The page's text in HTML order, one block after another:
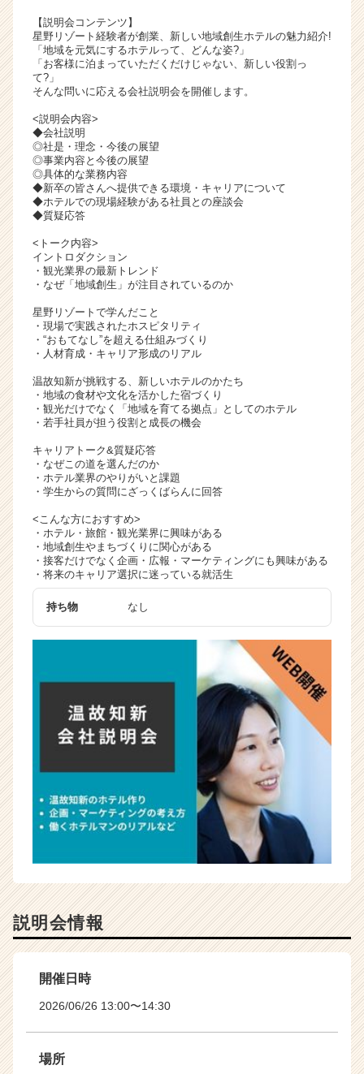
ア
（C
h
e
e
a
r
e
e
【説明会コンテンツ】
星野リゾート経験者が創業、新しい地域創生ホテルの魅力紹介!
「地域を元気にするホテルって、どんな姿?」
「お客様に泊まっていただくだけじゃない、新しい役割っ
て?」
そんな問いに応える会社説明会を開催します。
<説明会内容>
◆会社説明
◎社是・理念・今後の展望
◎事業内容と今後の展望
◎具体的な業務内容
◆新卒の皆さんへ提供できる環境・キャリアについて
◆ホテルでの現場経験がある社員との座談会
◆質疑応答
<トーク内容>
イントロダクション
・観光業界の最新トレンド
・なぜ「地域創生」が注目されているのか
星野リゾートで学んだこと
・現場で実践されたホスピタリティ
・“おもてなし”を超える仕組みづくり
・人材育成・キャリア形成のリアル
温故知新が挑戦する、新しいホテルのかたち
・地域の食材や文化を活かした宿づくり
・観光だけでなく「地域を育てる拠点」としてのホテル
・若手社員が担う役割と成長の機会
キャリアトーク&質疑応答
・なぜこの道を選んだのか
・ホテル業界のやりがいと課題
・学生からの質問にざっくばらんに回答
<こんな方におすすめ>
・ホテル・旅館・観光業界に興味がある
・地域創生やまちづくりに関心がある
・接客だけでなく企画・広報・マーケティングにも興味がある
・将来のキャリア選択に迷っている就活生
持ち物 なし
説明会情報
開催日時
2026/06/26 13:00〜14:30
場所